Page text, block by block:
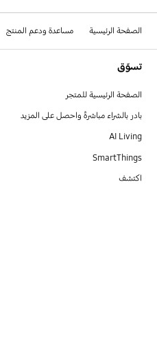
الصفحة الرئيسية مساعدة ودعم المنتج
تسوّق
الصفحة الرئيسية للمتجر
بادر بالشراء مباشرةً واحصل على المزيد
AI Living
SmartThings
اكتشف